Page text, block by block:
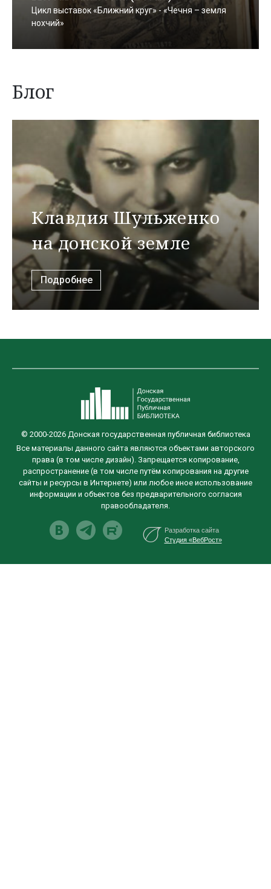
Цикл выставок «Ближний круг» - «Чечня – земля
нохчий»
Блог
Клавдия Шульженко
на донской земле
Подробнее
© 2000-2026 Донская государственная публичная библиотека
Все материалы данного сайта являются объектами авторского
права (в том числе дизайн). Запрещается копирование,
распространение (в том числе путём копирования на другие
сайты и ресурсы в Интернете) или любое иное использование
информации и объектов без предварительного согласия
правообладателя.
Разработка сайта
Студия «ВебРост»